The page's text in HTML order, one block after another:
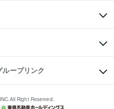
シー
専用の相談・お問い合わせ窓口）
などの送付停止について
のブライダルクラブ
スタッフ株式会社まで
のセレクション
ープリンク
Right Reserved.